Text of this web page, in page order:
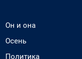
Он и она
Осень
Политика